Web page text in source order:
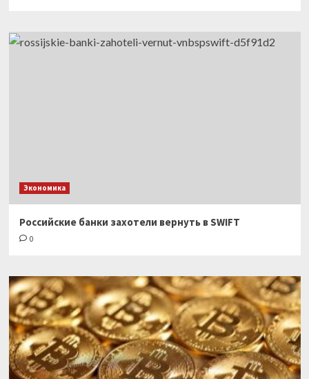
Экономика
Российские банки захотели вернуть в SWIFT
0